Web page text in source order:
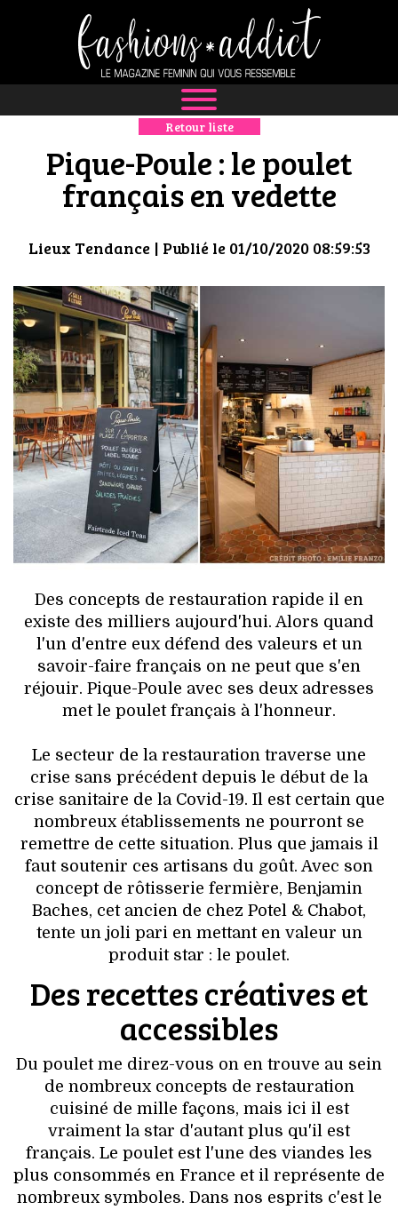
NEWS
MODE
BOUTIQUE
CULTURE
HIGH TECH
MAISON
AUTO
LIEUX TENDANCES
MODE DE RUE
JEUNES CRÉATEURS
HISTOIRE DES MARQUES
DÉCO
VOYAGES & LOISIRS
Retour liste
Pique-Poule : le poulet
français en vedette
Lieux Tendance| Publié le 01/10/2020 08:59:53
Des concepts de restauration rapide il en
existe des milliers aujourd'hui. Alors quand
l'un d'entre eux défend des valeurs et un
savoir-faire français on ne peut que s'en
réjouir. Pique-Poule avec ses deux adresses
met le poulet français à l'honneur.
Le secteur de la restauration traverse une
crise sans précédent depuis le début de la
crise sanitaire de la Covid-19. Il est certain que
nombreux établissements ne pourront se
remettre de cette situation. Plus que jamais il
faut soutenir ces artisans du goût. Avec son
concept de rôtisserie fermière, Benjamin
Baches, cet ancien de chez Potel & Chabot,
tente un joli pari en mettant en valeur un
produit star : le poulet.
Des recettes créatives et
accessibles
Du poulet me direz-vous on en trouve au sein
de nombreux concepts de restauration
cuisiné de mille façons, mais ici il est
vraiment la star d'autant plus qu'il est
français. Le poulet est l'une des viandes les
plus consommés en France et il représente de
nombreux symboles. Dans nos esprits c'est le